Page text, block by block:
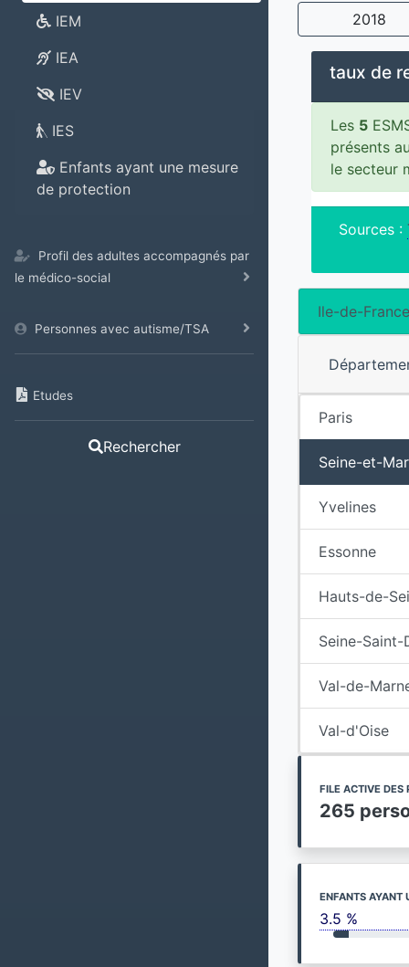
IEM
IEA
IEV
IES
Enfants ayant une mesure
de protection
Profil des adultes accompagnés par
le médico-social
Personnes avec autisme/TSA
Etudes
Rechercher
2018
taux de
Les 5
présents
le secteur
Sources :
Ile-de-France
Paris
Seine-et-
Yvelines
Essonne
Hauts-de-
Seine-Saint-
Val-de-
Val-d'Oise
FILE ACTIVE DES
265
ENFANTS AYANT
3.5 %